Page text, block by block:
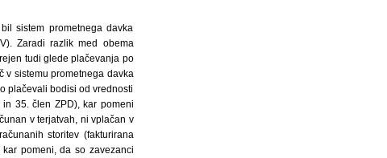
sistem prometnega davka
Zaradi razlik med obema
tudi glede plačevanja po
v sistemu prometnega davka
plačevali bodisi od vrednosti
35. člen ZPD), kar pomeni
v terjatvah, ni vplačan v
storitev (fakturirana
pomeni, da so zavezanci